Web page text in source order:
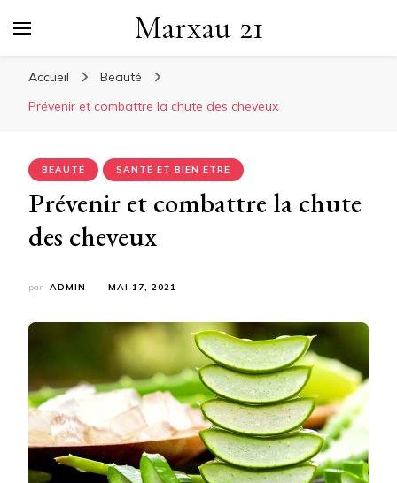
Marxau 21
Accueil
Beauté
Prévenir et combattre la chute des cheveux
BEAUTÉ SANTÉ ET BIEN ETRE
Prévenir et combattre la chute
des cheveux
par ADMIN MAI 17, 2021